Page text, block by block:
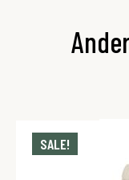
SALE!